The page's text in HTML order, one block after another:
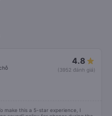
4.8
(3952 đánh giá)
make this a 5-star experience, I